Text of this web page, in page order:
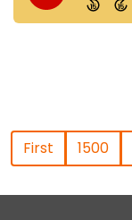
First 1500